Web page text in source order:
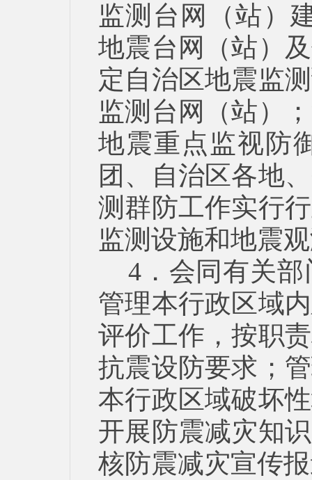
监测台网（站）
地震台网（站）
定自治区地震监
监测台网（站）
地震重点监视防
团、自治区各地
测群防工作实行
监测设施和地震
4．会同有关
管理本行政区域
评价工作，按职
抗震设防要求；
本行政区域破坏
开展防震减灾知
核防震减灾宣传